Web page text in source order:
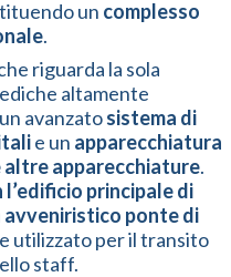
un complesso
.
riguarda la sola
altamente
avanzatosistema di
e un apparecchiatura
apparecchiature.
principale di
avveniristico ponte di
utilizzato per il transito
staff.